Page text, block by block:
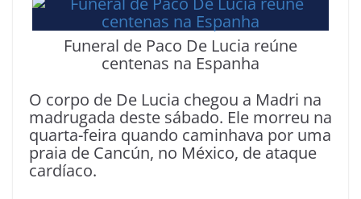
Funeral de Paco De Lucia reúne
centenas na Espanha
O corpo de De Lucia chegou a Madri na
madrugada deste sábado. Ele morreu na
quarta-feira quando caminhava por uma
praia de Cancún, no México, de ataque
cardíaco.